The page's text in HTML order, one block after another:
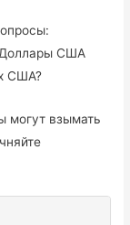
Доллары США
США?
могут взымать